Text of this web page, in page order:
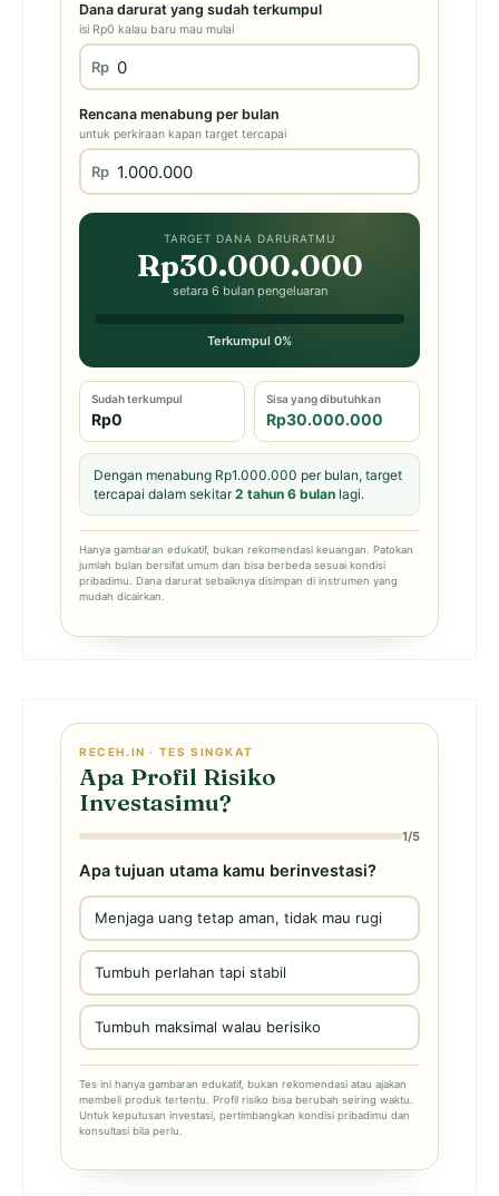
Dana darurat yang sudah terkumpul
isi Rp0 kalau baru mau mulai
Rp
Rencana menabung per bulan
untuk perkiraan kapan target tercapai
Rp
TARGET DANA DARURATMU
Rp30.000.000
setara 6 bulan pengeluaran
Terkumpul 0%
Sudah terkumpul
Rp0
Sisa yang dibutuhkan
Rp30.000.000
Dengan menabung Rp1.000.000 per bulan, target
tercapai dalam sekitar2 tahun 6 bulan lagi.
Hanya gambaran edukatif, bukan rekomendasi keuangan. Patokan
jumlah bulan bersifat umum dan bisa berbeda sesuai kondisi
pribadimu. Dana darurat sebaiknya disimpan di instrumen yang
mudah dicairkan.
RECEH.IN · TES SINGKAT
Apa Profil Risiko
Investasimu?
1/5
Apa tujuan utama kamu berinvestasi?
Menjaga uang tetap aman, tidak mau rugi
Tumbuh perlahan tapi stabil
Tumbuh maksimal walau berisiko
Tes ini hanya gambaran edukatif, bukan rekomendasi atau ajakan
membeli produk tertentu. Profil risiko bisa berubah seiring waktu.
Untuk keputusan investasi, pertimbangkan kondisi pribadimu dan
konsultasi bila perlu.